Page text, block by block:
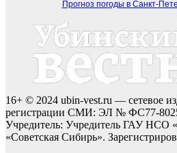
Прогноз погоды в Санкт-
16+ © 2024 ubin-vest.ru — сетевое
регистрации СМИ: ЭЛ № ФС77-
Учредитель: Учредитель ГАУ НСО
«Советская Сибирь».